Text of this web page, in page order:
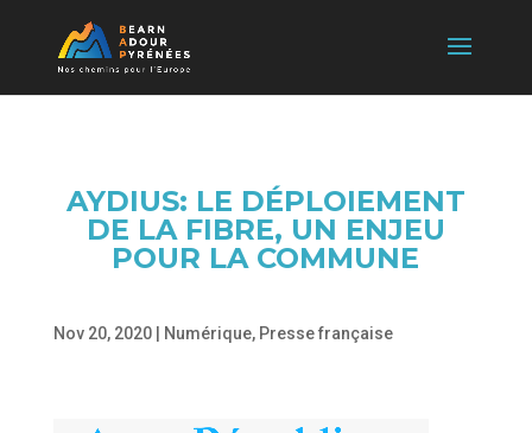
AYDIUS: LE DÉPLOIEMENT
DE LA FIBRE, UN ENJEU
POUR LA COMMUNE
Nov 20, 2020| Numérique, Presse française